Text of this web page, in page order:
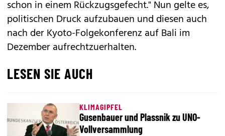
schon in einem Rückzugsgefecht." Nun gelte es,
politischen Druck aufzubauen und diesen auch
nach der Kyoto-Folgekonferenz auf Bali im
Dezember aufrechtzuerhalten.
LESEN SIE AUCH
KLIMAGIPFEL
Gusenbauer und Plassnik zu UNO-
Vollversammlung